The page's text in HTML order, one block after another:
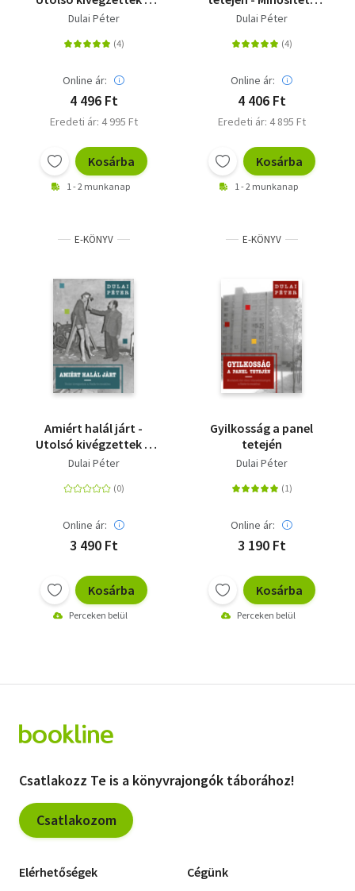
Kádár-korszakban
Dulai Péter
Online ár:
4 496 Ft
Eredeti ár: 4 995 Ft
Kosárba
1 - 2 munkanap
élet elleni
Kádár-korszakban
Dulai Péter
Online ár:
4 406 Ft
Eredeti ár: 4 895 Ft
Kosárba
1 - 2 munkanap
E-KÖNYV
Amiért halál járt -
Utolsó kivégzettek a
Kádár-korszakban
Dulai Péter
Online ár:
3 490 Ft
Kosárba
Perceken belül
E-KÖNYV
Gyilkosság a panel
tetején
Dulai Péter
Online ár:
3 190 Ft
Kosárba
Perceken belül
Csatlakozz Te is a könyvrajongók táborához!
Csatlakozom
Elérhetőségek Cégünk